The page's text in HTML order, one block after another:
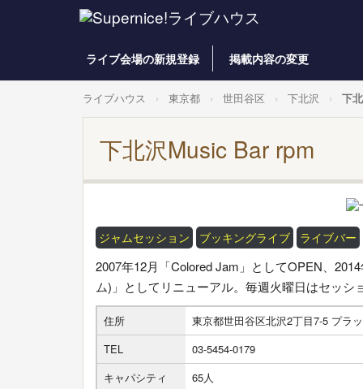
ライブ会場の新規登録 掲載内容の変更
ライブハウス 東京都 世田谷区 下北沢 下
下北沢Music Bar rpm
ジャムセッション ブッキングライブ ライブバー
2007年12月「Colored Jam」としてOPEN、
ム)」としてリニューアル。毎週火曜日はセッ
住所
東京都世田谷区北沢2丁目7-5 プラ
TEL
03-5454-0179
キャパシティ
65人